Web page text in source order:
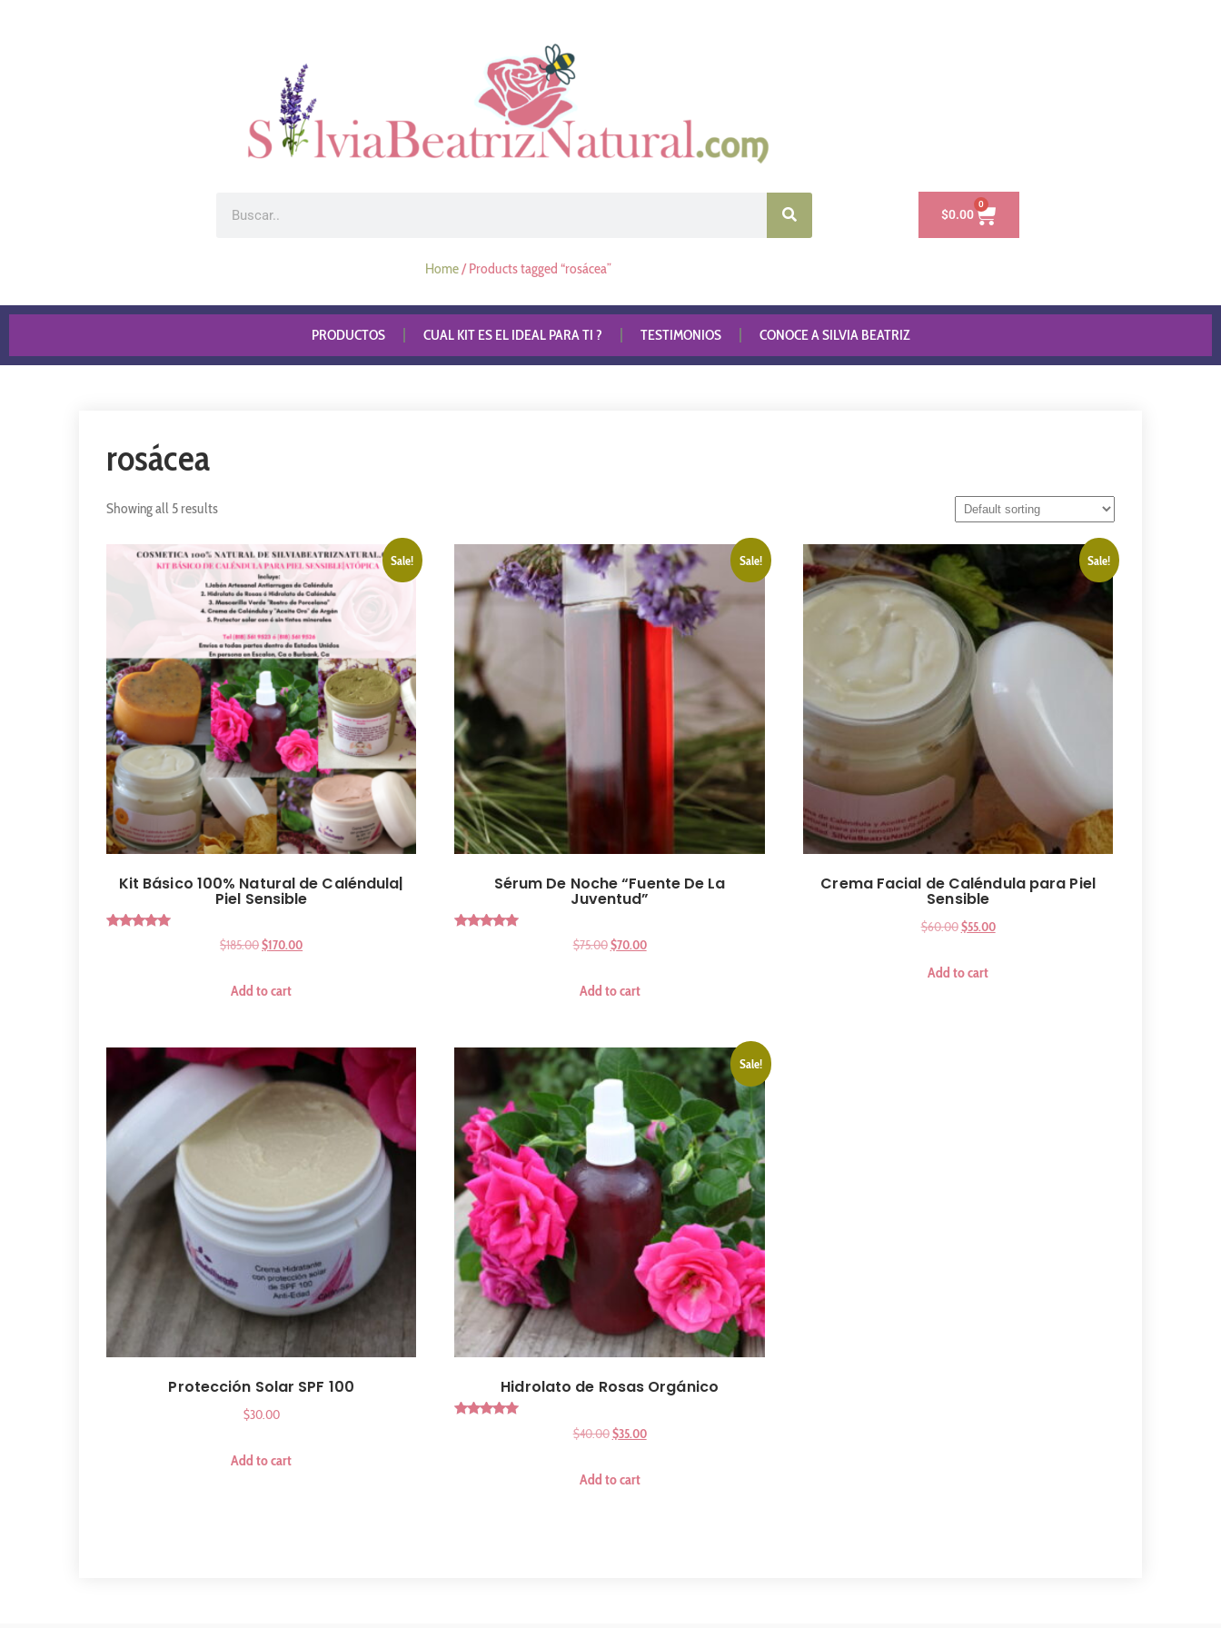
$0.00
0
Home/ Products tagged “rosácea”
PRODUCTOS CUAL KIT ES EL IDEAL PARA TI ? TESTIMONIOS CONOCE A SILVIA BEATRIZ
rosácea
Showing all 5 results
Sale!
Kit Básico 100% Natural de Caléndula|
Piel Sensible
$185.00$170.00
Add to cart
Sale!
Sérum De Noche “Fuente De La
Juventud”
$75.00$70.00
Add to cart
Sale!
Crema Facial de Caléndula para Piel
Sensible
$60.00$55.00
Add to cart
Protección Solar SPF 100
$30.00
Add to cart
Sale!
Hidrolato de Rosas Orgánico
$40.00$35.00
Add to cart